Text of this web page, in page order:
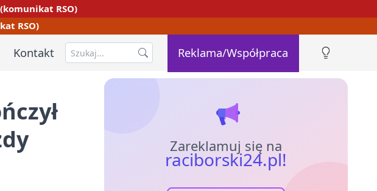
RSO)
RSO)
Kontakt Reklama/Współpraca
Zareklamuj się na
raciborski24.pl!